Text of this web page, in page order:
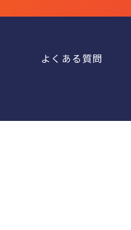
よくある質問